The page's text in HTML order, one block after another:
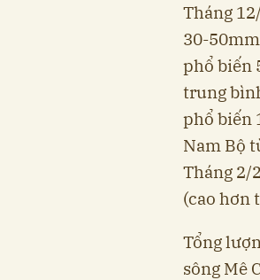
Tháng
30-
phổ biến
trung
phổ biến
Nam Bộ
Tháng 2/
(cao hơn
Tổng
sông Mê